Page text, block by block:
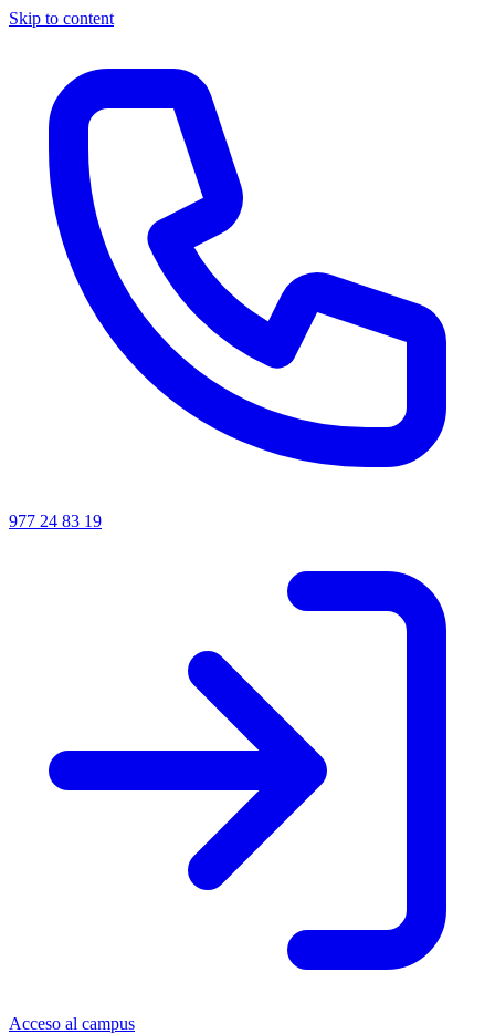
Skip to content
977 24 83 19
Acceso al campus